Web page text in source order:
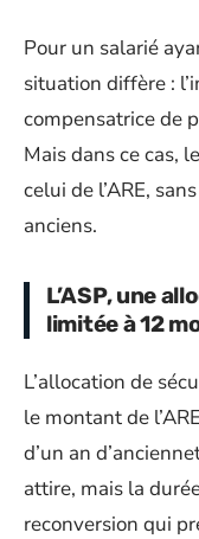
Pour un salarié
situation diffère :
compensatrice de
Mais dans ce cas,
celui de l’ARE,
anciens.
L’ASP, une
limitée à 12
L’allocation de
le montant de
d’un an
attire, mais la
reconversion qui